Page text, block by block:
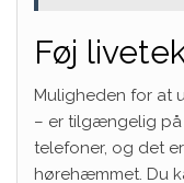
Føj
Muligheden for at
– er tilgængelig
telefoner, og det
hørehæmmet. Du